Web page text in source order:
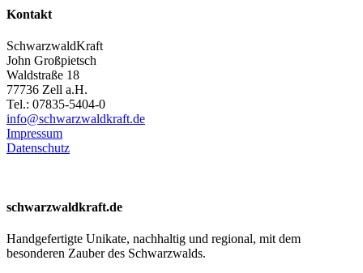
Kontakt
SchwarzwaldKraft
John Großpietsch
Waldstraße 18
77736 Zell a.H.
Tel.: 07835-5404-0
info@schwarzwaldkraft.de
Impressum
Datenschutz
schwarzwaldkraft.de
Handgefertigte Unikate, nachhaltig und regional, mit dem
besonderen Zauber des Schwarzwalds.